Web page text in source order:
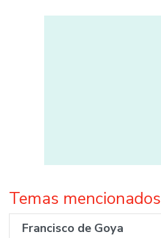
Temas mencionados
Francisco de Goya